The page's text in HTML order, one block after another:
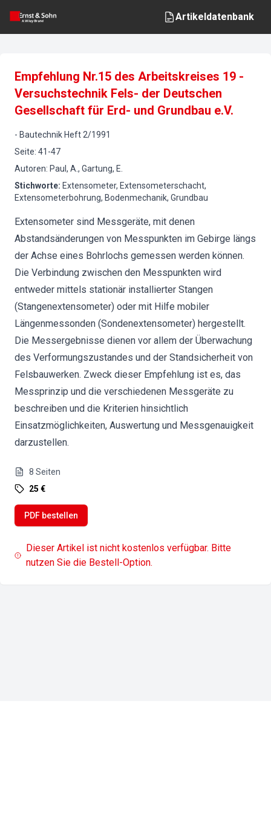
Artikeldatenbank
Empfehlung Nr.15 des Arbeitskreises 19 -
Versuchstechnik Fels- der Deutschen
Gesellschaft für Erd- und Grundbau e.V.
- Bautechnik Heft 2/1991
Seite: 41-47
Autoren: Paul, A., Gartung, E.
Stichworte: Extensometer, Extensometerschacht,
Extensometerbohrung, Bodenmechanik, Grundbau
Extensometer sind Messgeräte, mit denen
Abstandsänderungen von Messpunkten im Gebirge längs
der Achse eines Bohrlochs gemessen werden können.
Die Verbindung zwischen den Messpunkten wird
entweder mittels stationär installierter Stangen
(Stangenextensometer) oder mit Hilfe mobiler
Längenmessonden (Sondenextensometer) hergestellt.
Die Messergebnisse dienen vor allem der Überwachung
des Verformungszustandes und der Standsicherheit von
Felsbauwerken. Zweck dieser Empfehlung ist es, das
Messprinzip und die verschiedenen Messgeräte zu
beschreiben und die Kriterien hinsichtlich
Einsatzmöglichkeiten, Auswertung und Messgenauigkeit
darzustellen.
8 Seiten
25 €
PDF bestellen
Dieser Artikel ist nicht kostenlos verfügbar. Bitte
nutzen Sie die Bestell-Option.